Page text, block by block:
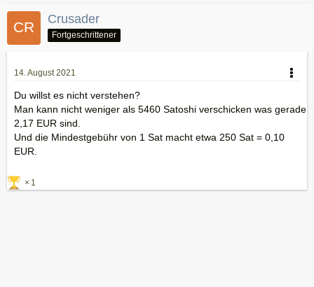
Crusader
Fortgeschrittener
14. August 2021
Du willst es nicht verstehen?
Man kann nicht weniger als 5460 Satoshi verschicken was gerade
2,17 EUR sind.
Und die Mindestgebühr von 1 Sat macht etwa 250 Sat = 0,10
EUR.
1